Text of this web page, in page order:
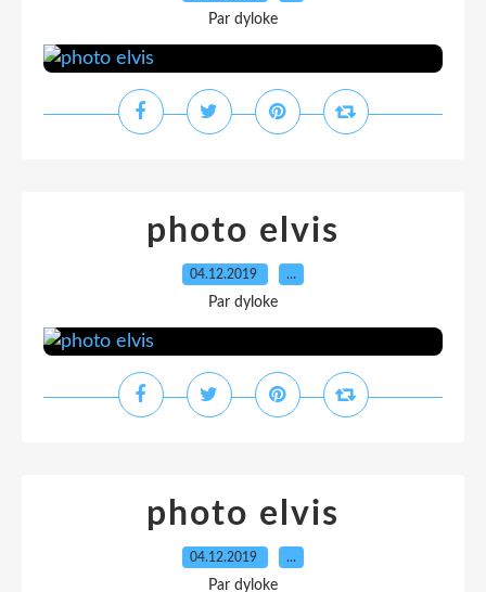
Par dyloke
photo elvis
04.12.2019 …
Par dyloke
photo elvis
04.12.2019 …
Par dyloke